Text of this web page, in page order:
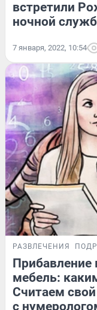
встретили
ночной
7 января, 2022, 10:54
РАЗВЛЕЧЕНИЯ
Прибавление
мебель:
Считаем
с